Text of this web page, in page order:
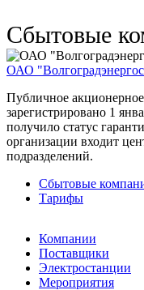
Сбытовые
ОАО
Публичное
зарегистрировано 1
получило статус
организации входит
подразделений.
Сбытовые
Тарифы
Компании
Поставщики
Электростанции
Мероприятия